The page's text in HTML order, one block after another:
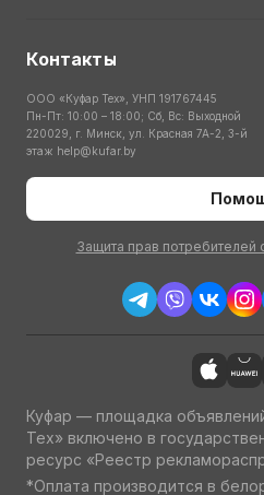
Контакты
ООО «Куфар Тех», УНП 191767445
Пн-Пт: 10:00 – 18:00; Сб, Вс: Выходной
220029, г. Минск, ул. Красная 7А-2, 3-й
этаж help@kufar.by
Защита прав
Куфар — площадка
Тех» включено в
ресурс «Реестр
*Оплата производится в